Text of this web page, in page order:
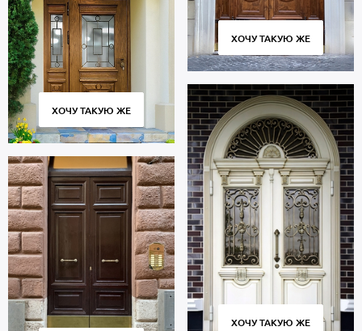
ХОЧУ ТАКУЮ ЖЕ
ХОЧУ ТАКУЮ ЖЕ
ХОЧУ ТАКУЮ ЖЕ